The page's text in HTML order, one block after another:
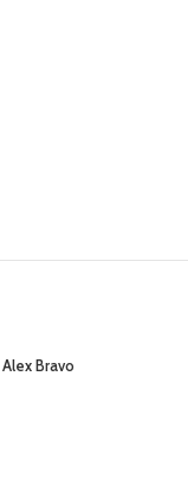
Alex Bravo